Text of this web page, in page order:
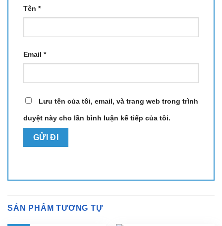
Tên *
Email *
Lưu tên của tôi, email, và trang web trong trình
duyệt này cho lần bình luận kế tiếp của tôi.
SẢN PHẨM TƯƠNG TỰ